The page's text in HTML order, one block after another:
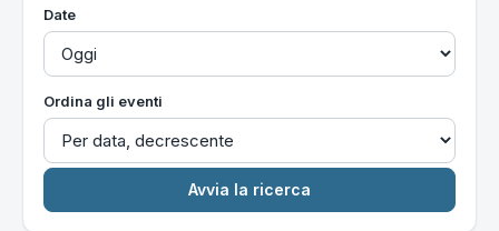
Date
Ordina gli eventi